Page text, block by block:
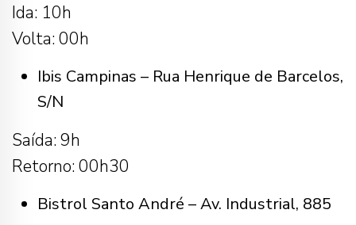
Ida: 10h
Volta: 00h
Ibis Campinas – Rua Henrique de Barcelos,
S/N
Saída: 9h
Retorno: 00h30
Bistrol Santo André – Av. Industrial, 885